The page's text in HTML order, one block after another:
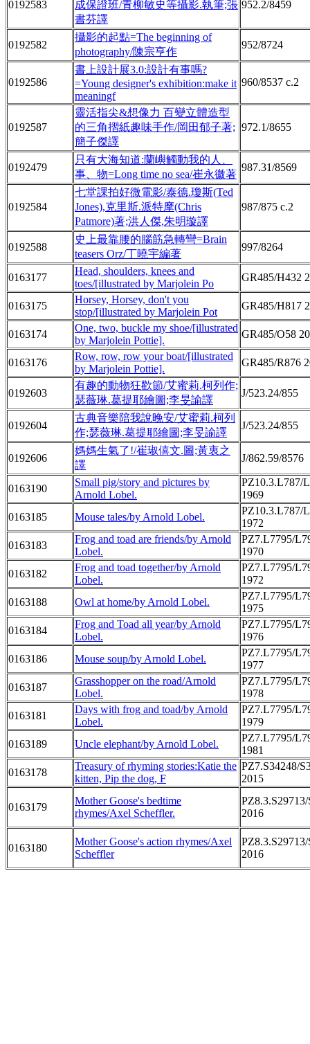
0192583
成保證班/青柳敏史等攝影.執筆;張
書芬譯
952.2/8459
0192582
攝影的起點=The beginning of
photography/陳宗亨作
952/8724
0192586
書上設計展3.0:設計有事嗎?
=Young designer's exhibition:make it
meaningf
960/8537 c.2
0192587
靈活指尖&想像力 百變立體造型
的三角摺紙趣味手作/岡田郁子著;
簡子傑譯
972.1/8655
0192479
只有大海知道:蘭嶼觸動我的人、
事、物=Long time no sea/崔永徽著
987.31/8569
0192584
七堂課拍好微電影/泰德.瓊斯(Ted
Jones),克里斯.派特摩(Chris
Patmore)著;洪人傑,朱明璇譯
987/875 c.2
0192588
史上最靠腰的腦筋急轉彎=Brain
teasers Orz/丁曉宇編著
997/8264
0163177
Head, shoulders, knees and
toes/[illustrated by Marjolein Po
GR485/H432
0163175
Horsey, Horsey, don't you
stop/[illustrated by Marjolein Pot
GR485/H817
0163174
One, two, buckle my shoe/[illustrated
by Marjolein Pottie].
GR485/O58
0163176
Row, row, row your boat/[illustrated
by Marjolein Pottie].
GR485/R876
0192603
有趣的動物狂歡節/艾蜜莉.柯列作;
瑟薇琳.葛提耶繪圖;李旻諭譯
J/523.24/855
0192604
古典音樂陪我說晚安/艾蜜莉.柯列
作;瑟薇琳.葛提耶繪圖;李旻諭譯
J/523.24/855
0192606
媽媽生氣了!/崔琡僖文.圖;黃衷之
譯
J/862.59/8576
0163190
Small pig/story and pictures by
Arnold Lobel.
PZ10.3.L787/
1969
0163185
Mouse tales/by Arnold Lobel.
PZ10.3.L787/
1972
0163183
Frog and toad are friends/by Arnold
Lobel.
PZ7.L7795/
1970
0163182
Frog and toad together/by Arnold
Lobel.
PZ7.L7795/
1972
0163188
Owl at home/by Arnold Lobel.
PZ7.L7795/
1975
0163184
Frog and Toad all year/by Arnold
Lobel.
PZ7.L7795/
1976
0163186
Mouse soup/by Arnold Lobel.
PZ7.L7795/
1977
0163187
Grasshopper on the road/Arnold
Lobel.
PZ7.L7795/
1978
0163181
Days with frog and toad/by Arnold
Lobel.
PZ7.L7795/
1979
0163189
Uncle elephant/by Arnold Lobel.
PZ7.L7795/
1981
0163178
Treasury of rhyming stories:Katie the
kitten, Pip the dog, F
PZ7.S34248/
2015
0163179
Mother Goose's bedtime
rhymes/Axel Scheffler.
PZ8.3.S29713/
2016
0163180
Mother Goose's action rhymes/Axel
Scheffler
PZ8.3.S29713/
2016